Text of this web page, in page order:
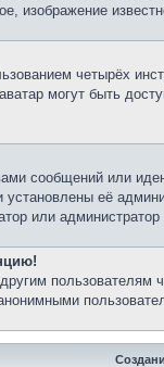
изображение
четырёх
могут быть
сообщений или
её
или